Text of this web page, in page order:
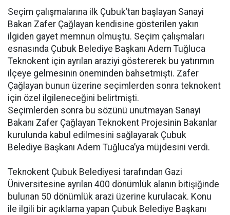
Seçim çalışmalarına ilk Çubuk’tan başlayan Sanayi
Bakan Zafer Çağlayan kendisine gösterilen yakın
ilgiden gayet memnun olmuştu. Seçim çalışmaları
esnasında Çubuk Belediye Başkanı Adem Tuğluca
Teknokent için ayrılan araziyi göstererek bu yatırımın
ilçeye gelmesinin öneminden bahsetmişti. Zafer
Çağlayan bunun üzerine seçimlerden sonra teknokent
için özel ilgileneceğini belirtmişti.
Seçimlerden sonra bu sözünü unutmayan Sanayi
Bakanı Zafer Çağlayan Teknokent Projesinin Bakanlar
kurulunda kabul edilmesini sağlayarak Çubuk
Belediye Başkanı Adem Tuğluca’ya müjdesini verdi.
Teknokent Çubuk Belediyesi tarafından Gazi
Üniversitesine ayrılan 400 dönümlük alanın bitişiğinde
bulunan 50 dönümlük arazi üzerine kurulacak. Konu
ile ilgili bir açıklama yapan Çubuk Belediye Başkanı